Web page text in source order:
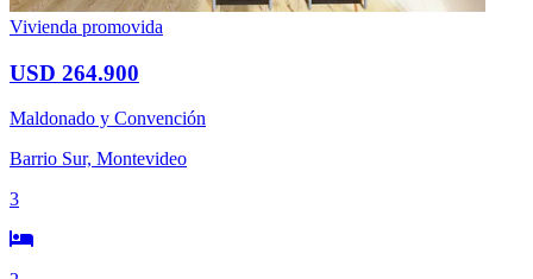
Vivienda promovida
USD 264.900
Maldonado y Convención
Barrio Sur, Montevideo
3